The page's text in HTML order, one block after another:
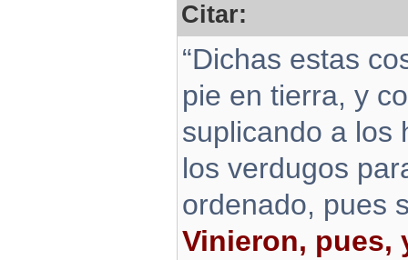
Citar:
“Dichas estas
pie en tierra, y
suplicando a los
los verdugos
ordenado, pues
Vinieron, pues,